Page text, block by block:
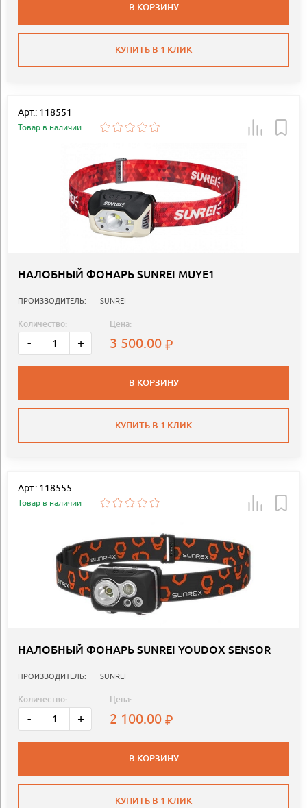
В КОРЗИНУ
КУПИТЬ В 1 КЛИК
Арт.: 118551
Товар в наличии
НАЛОБНЫЙ ФОНАРЬ SUNREI MUYE1
ПРОИЗВОДИТЕЛЬ: SUNREI
Количество:
- +
Цена:
3 500.00
В КОРЗИНУ
КУПИТЬ В 1 КЛИК
Арт.: 118555
Товар в наличии
НАЛОБНЫЙ ФОНАРЬ SUNREI YOUDOX SENSOR
ПРОИЗВОДИТЕЛЬ: SUNREI
Количество:
- +
Цена:
2 100.00
В КОРЗИНУ
КУПИТЬ В 1 КЛИК